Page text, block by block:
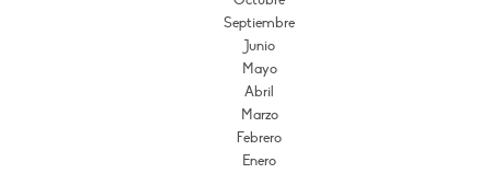
Septiembre
Junio
Mayo
Abril
Marzo
Febrero
Enero